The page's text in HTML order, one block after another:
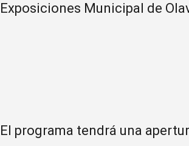
Exposiciones Municipal de
El programa tendrá una